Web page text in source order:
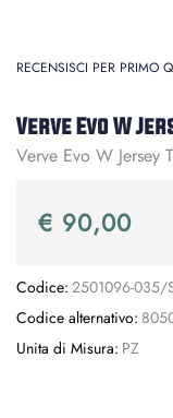
RECENSISCI PER PRIMO
Verve Evo W
Verve Evo W Jersey
€ 90,00
Codice: 2501096-035/
Codice alternativo:
Unita di Misura: PZ